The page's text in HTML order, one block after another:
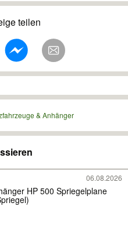
teilen
& Anhänger
06.08.2026
HP 500 Spriegelplane